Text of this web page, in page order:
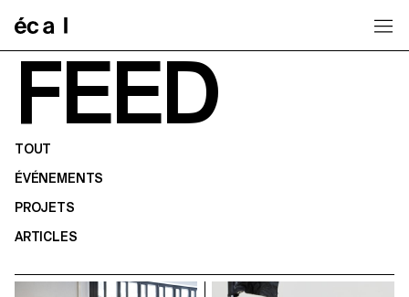
FEED
TOUT
ÉVÉNEMENTS
PROJETS
ARTICLES